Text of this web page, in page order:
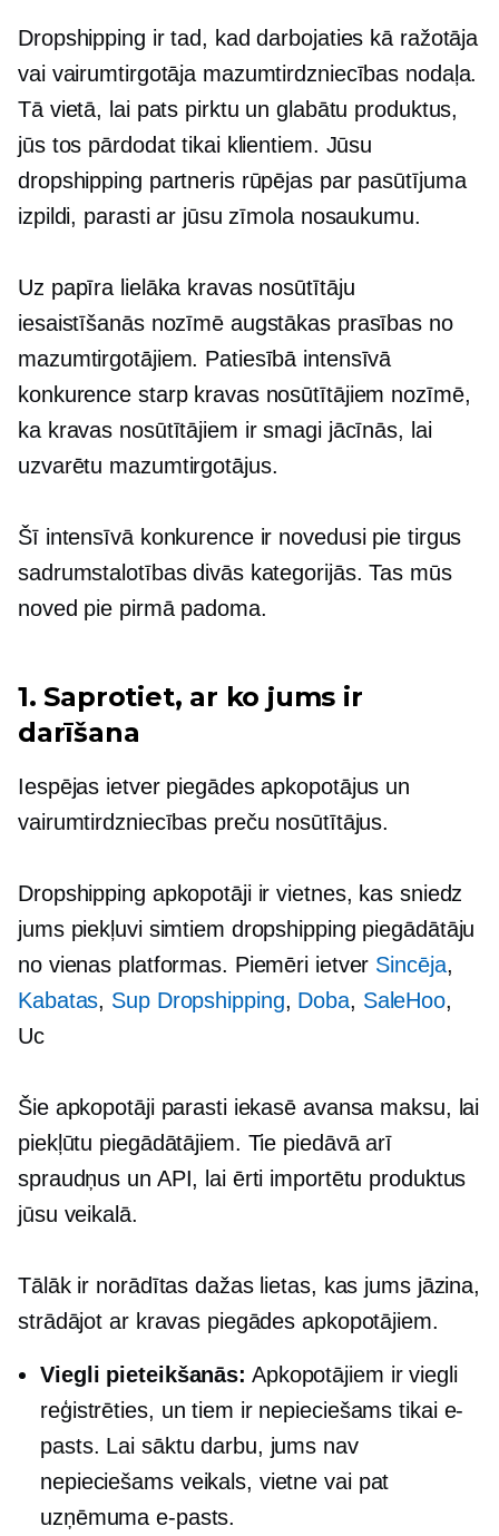
Dropshipping ir tad, kad darbojaties kā ražotāja
vai vairumtirgotāja mazumtirdzniecības nodaļa.
Tā vietā, lai pats pirktu un glabātu produktus,
jūs tos pārdodat tikai klientiem. Jūsu
dropshipping partneris rūpējas par pasūtījuma
izpildi, parasti ar jūsu zīmola nosaukumu.
Uz papīra lielāka kravas nosūtītāju
iesaistīšanās nozīmē augstākas prasības no
mazumtirgotājiem. Patiesībā intensīvā
konkurence starp kravas nosūtītājiem nozīmē,
ka kravas nosūtītājiem ir smagi jācīnās, lai
uzvarētu mazumtirgotājus.
Šī intensīvā konkurence ir novedusi pie tirgus
sadrumstalotības divās kategorijās. Tas mūs
noved pie pirmā padoma.
1. Saprotiet, ar ko jums ir
darīšana
Iespējas ietver piegādes apkopotājus un
vairumtirdzniecības preču nosūtītājus.
Dropshipping apkopotāji ir vietnes, kas sniedz
jums piekļuvi simtiem dropshipping piegādātāju
no vienas platformas. Piemēri ietver Sincēja,
Kabatas, Sup Dropshipping, Doba, SaleHoo,
Uc
Šie apkopotāji parasti iekasē avansa maksu, lai
piekļūtu piegādātājiem. Tie piedāvā arī
spraudņus un API, lai ērti importētu produktus
jūsu veikalā.
Tālāk ir norādītas dažas lietas, kas jums jāzina,
strādājot ar kravas piegādes apkopotājiem.
Viegli pieteikšanās: Apkopotājiem ir viegli
reģistrēties, un tiem ir nepieciešams tikai e-
pasts. Lai sāktu darbu, jums nav
nepieciešams veikals, vietne vai pat
uzņēmuma e-pasts.